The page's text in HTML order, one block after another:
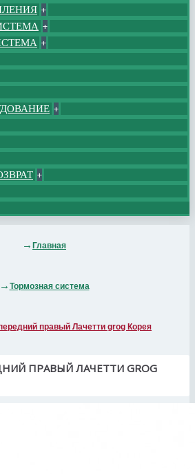
+
+
+
+
+
Главная
Тормозная система
правый Лачетти grog Корея
ПРАВЫЙ ЛАЧЕТТИ GROG